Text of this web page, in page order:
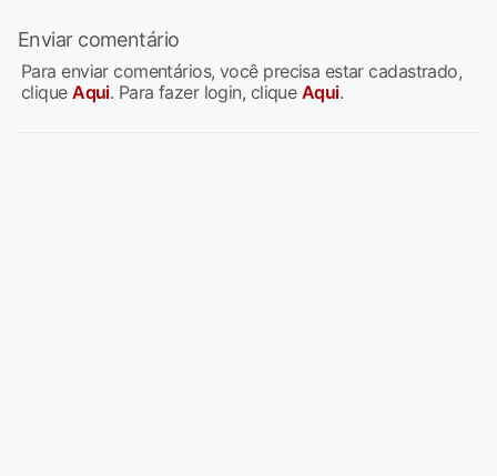
Enviar comentário
Para enviar comentários, você precisa estar cadastrado,
cliqueAqui. Para fazer login, clique Aqui.